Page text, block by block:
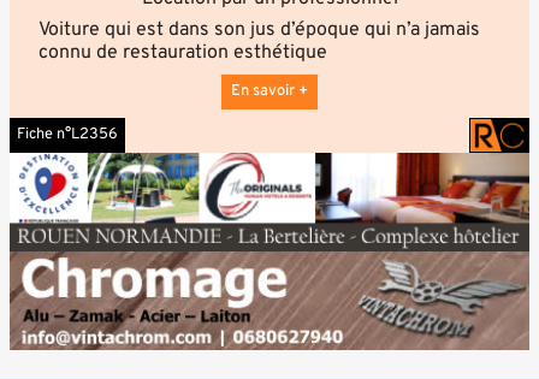
Voiture qui est dans son jus d’époque qui n’a jamais
connu de restauration esthétique
En savoir +
Fiche n°L2356